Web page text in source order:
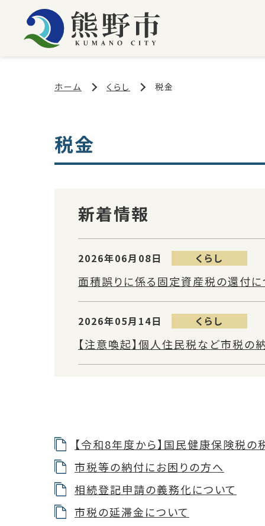
ホーム くらし 税金
税金
新着情報
2026年06月08日 くらし
面積誤りに係る固定資産税の還付に
2026年05月14日 くらし
【注意喚起】個人住民税など市税の
【令和8年度から】国民健康保険税
市税等の納付にお困りの方へ
相続登記申請の義務化について
市税の延滞金について